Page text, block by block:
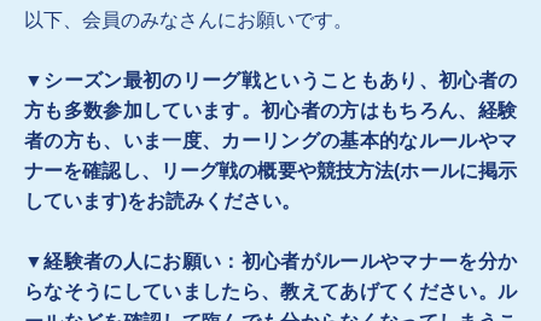
以下、会員のみなさんにお願いです。
▼ シーズン最初のリーグ戦ということもあり、初心者の
方も多数参加しています。初心者の方はもちろん、経験
者の方も、いま一度、カーリングの基本的なルールやマ
ナーを確認し、リーグ戦の概要や競技方法(ホールに掲示
しています)をお読みください。
▼経験者の人にお願い：初心者がルールやマナーを分か
らなそうにしていましたら、教えてあげてください。ル